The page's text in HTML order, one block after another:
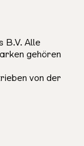
Alle
gehören
von der